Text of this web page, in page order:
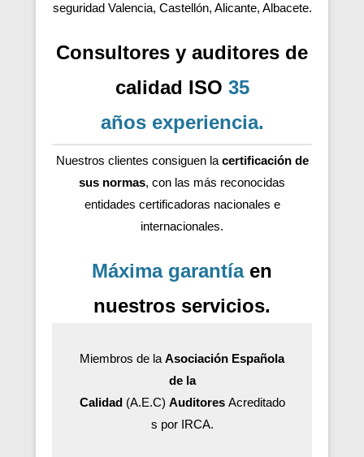
seguridad Valencia, Castellón, Alicante, Albacete.
Consultores y auditores de
calidad ISO 35
años experiencia.
Nuestros clientes consiguen la certificación de
sus normas, con las más reconocidas
entidades certificadoras nacionales e
internacionales.
Máxima garantíaen
nuestros servicios.
Miembros de la Asociación Española
de la
Calidad(A.E.C) AuditoresAcreditado
s por IRCA.